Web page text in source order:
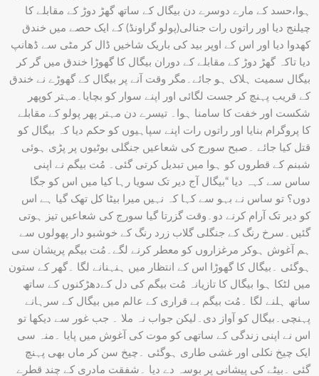
ہوا،حسد کے مارے دوسرے دن بیگال کے ساتھ گھڑ دوڑ کے مقابلے کا
چیلنج دیا اور راتوں رات جنالی(پولو گراونڈ) کے ایک حصے میں خندق
کھدوا دیا اور اس کے اوپر بید کی باریک شاخیں ڈال کر مٹی سے ڈھانپ
دیا تاکہ گھڑ دوڑ کے مقابلے کے دوران بیگال کا گھوڑا خندق میں گر کر
بیگال سمیت ہلاک ہو جائے۔مگر وقت آنے پر بیگال کے گھوڑے نے خندق
کے قریب پہنچ کر جست لگائی اور اپنے سوار کو بچایا۔مہتر کوپھر
شکست اور خفت کا سامنا ہوا۔ تیسرے دن مہتر پھر پولو کے مقابلے
کا پروگرام بنایا اور راتوں رات اپنے سپاہیوں کو حکم دیا کہ بیگال کو
قتل کیا جائے ۔صبح سورج کی شعاعیں جنگلی بوٹیوں پر پڑی ہوئی
شبنم کے قطروں کو ہوا میں تبدیل کرتی گئی۔ مُت بیگم نے اپنی
ساس سے کہہ دیا “بیگال آج دیر تک سویا رہا کیا میں اس کو جگا
دوں؟ تو ساس نے بہو سے کہا کہ نہیں میرا بیٹا کل تھک گیا ہے اس
کو دیر تک آرام کرنے دو۔وقت گزرتا گیا سورج کی شعاعیں تیز ہوتی
گئیں۔سرخ رنگ کے جنگلی گلاب زرد رنگ کے خوشبو دار پھولوں سے
ہم آغوش ہوکر مرغزاروں کو معطر کرنے لگے۔مُت بیگم پریشان سی
ہوگئی ۔بیگال کا گھوڑا اس کے انتظار میں ہنہنانے لگا ۔گھر کے ستون
میں لٹکا ہوا بیگال کا تازیانہ مُت بیگم کی دل کےدھڑکنوں کے ساتھ
ساتھ ہلنے لگا ۔مُت بیگم بے قراری کے عالم میں بیگال کے سرہانے
پہنچی۔بیگال کو آواز دی۔لیکن جواب نہ ملا ۔ جب غور سے دیکھا تو
اس نے اپنی زندگی کے ساتھی کو موت کی آغوش میں پایا ۔منہ سی
ایک چیخ نکلی اور غشی طاری ہوگئی ۔چیخ سن کر ماں بھی پہنچ
گئی ۔بیٹے کی پیشانی پر بوسہ دے دیا ۔شفقت مادری کے چند قطرے